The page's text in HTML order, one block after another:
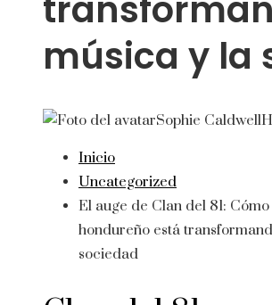
música y la
Sophie Caldwell
Inicio
Uncategorized
El auge de Clan del 81:
hondureño está
sociedad